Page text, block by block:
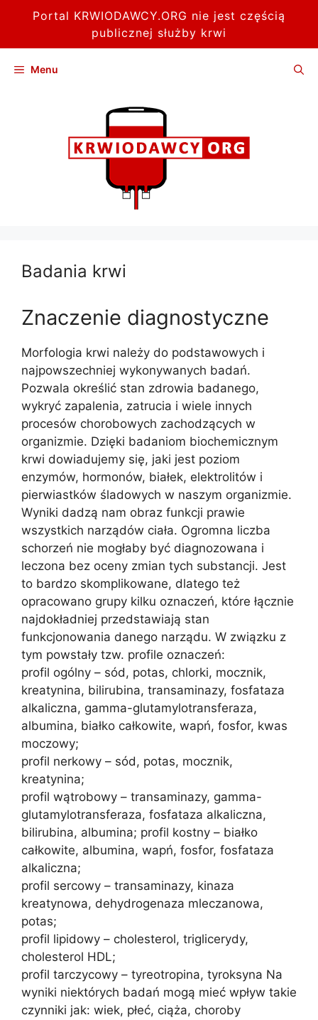
Portal KRWIODAWCY.ORG nie jest częścią
publicznej służby krwi
Menu
Badania krwi
Znaczenie diagnostyczne
Morfologia krwi należy do podstawowych i
najpowszechniej wykonywanych badań.
Pozwala określić stan zdrowia badanego,
wykryć zapalenia, zatrucia i wiele innych
procesów chorobowych zachodzących w
organizmie. Dzięki badaniom biochemicznym
krwi dowiadujemy się, jaki jest poziom
enzymów, hormonów, białek, elektrolitów i
pierwiastków śladowych w naszym organizmie.
Wyniki dadzą nam obraz funkcji prawie
wszystkich narządów ciała. Ogromna liczba
schorzeń nie mogłaby być diagnozowana i
leczona bez oceny zmian tych substancji. Jest
to bardzo skomplikowane, dlatego też
opracowano grupy kilku oznaczeń, które łącznie
najdokładniej przedstawiają stan
funkcjonowania danego narządu. W związku z
tym powstały tzw. profile oznaczeń:
profil ogólny – sód, potas, chlorki, mocznik,
kreatynina, bilirubina, transaminazy, fosfataza
alkaliczna, gamma-glutamylotransferaza,
albumina, białko całkowite, wapń, fosfor, kwas
moczowy;
profil nerkowy – sód, potas, mocznik,
kreatynina;
profil wątrobowy – transaminazy, gamma-
glutamylotransferaza, fosfataza alkaliczna,
bilirubina, albumina; profil kostny – białko
całkowite, albumina, wapń, fosfor, fosfataza
alkaliczna;
profil sercowy – transaminazy, kinaza
kreatynowa, dehydrogenaza mleczanowa,
potas;
profil lipidowy – cholesterol, triglicerydy,
cholesterol HDL;
profil tarczycowy – tyreotropina, tyroksyna Na
wyniki niektórych badań mogą mieć wpływ takie
czynniki jak: wiek, płeć, ciąża, choroby